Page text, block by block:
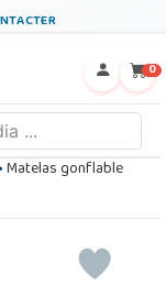
0
Matelas gonflable